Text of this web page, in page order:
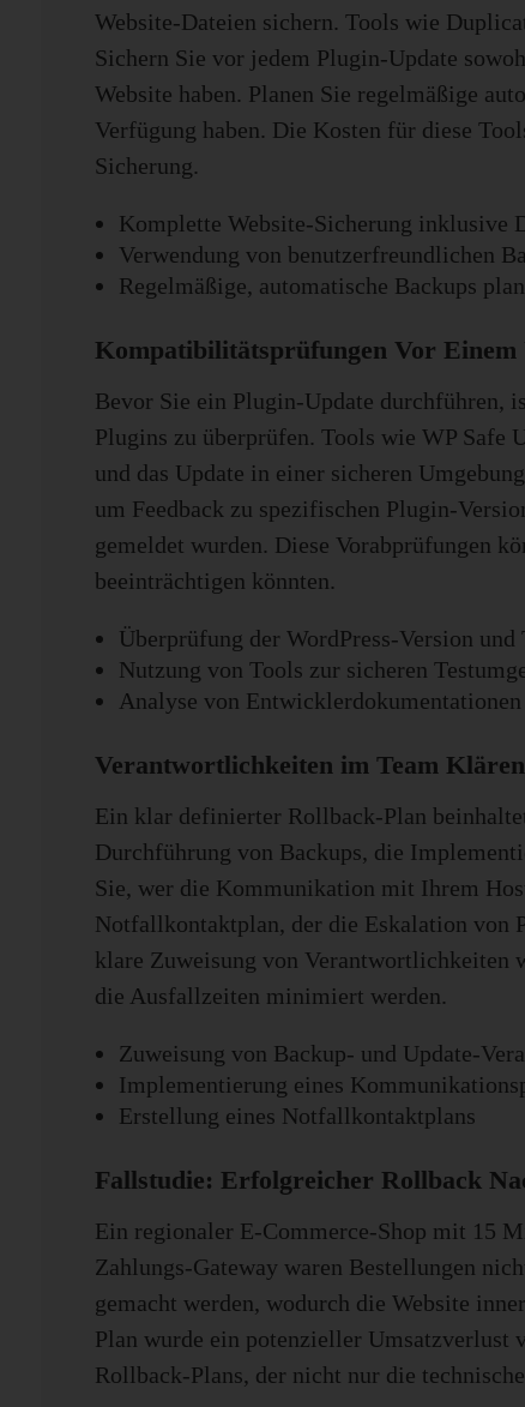
Website-Dateien sichern. Tools wie
Sichern Sie vor jedem Plugin-Update
Website haben. Planen Sie regelmäßige
Verfügung haben. Die Kosten für diese
Sicherung.
Komplette Website-Sicherung inklusive
Verwendung von benutzerfreundlichen
Regelmäßige, automatische Backups
Kompatibilitätsprüfungen Vor Einem
Bevor Sie ein Plugin-Update durchführen,
Plugins zu überprüfen. Tools wie WP Safe
und das Update in einer sicheren
um Feedback zu spezifischen Plugin-
gemeldet wurden. Diese Vorabprüfungen
beeinträchtigen könnten.
Überprüfung der WordPress-Version
Nutzung von Tools zur sicheren
Analyse von
Verantwortlichkeiten im Team
Ein klar definierter Rollback-Plan
Durchführung von Backups, die
Sie, wer die Kommunikation mit Ihrem
Notfallkontaktplan, der die Eskalation von
klare Zuweisung von Verantwortlichkeiten
die Ausfallzeiten minimiert werden.
Zuweisung von Backup- und Update-
Implementierung eines
Erstellung eines Notfallkontaktplans
Fallstudie: Erfolgreicher Rollback
Ein regionaler E-Commerce-Shop mit 15
Zahlungs-Gateway waren Bestellungen
gemacht werden, wodurch die Website
Plan wurde ein potenzieller Umsatzverlust
Rollback-Plans, der nicht nur die